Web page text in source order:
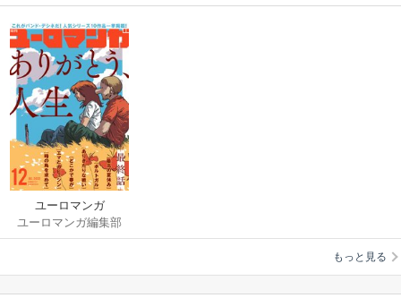
ユーロマンガ
ユーロマンガ編集部
もっと見る